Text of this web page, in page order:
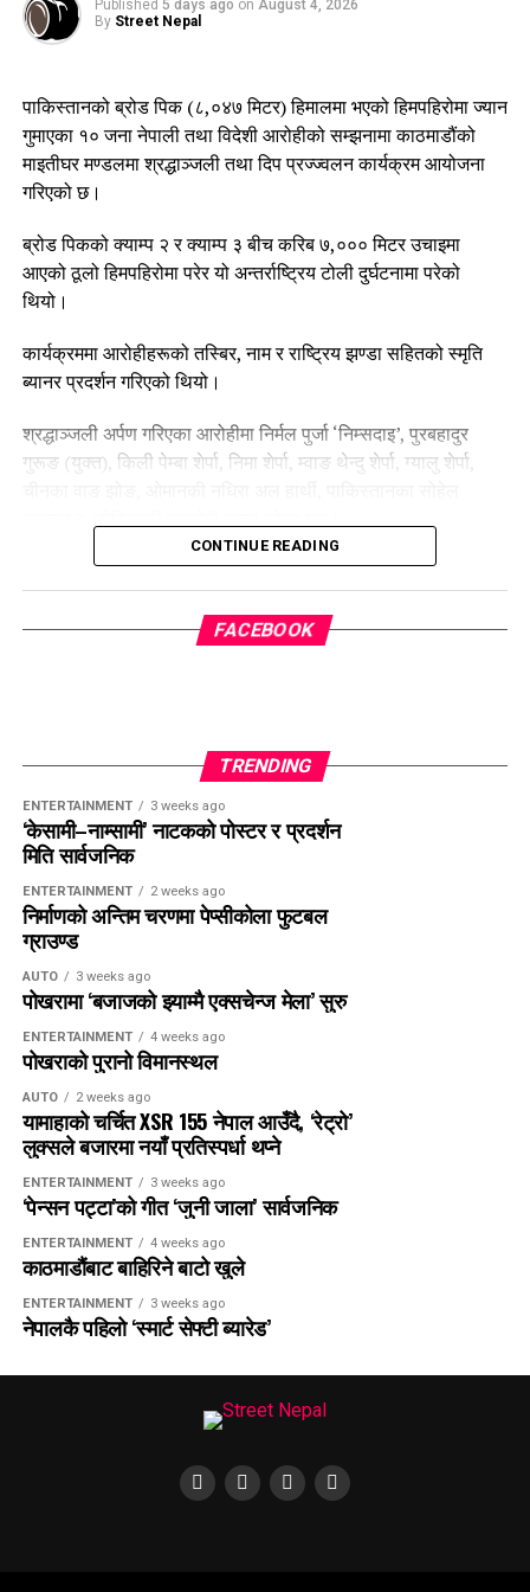
ब्रोड पिकमा भएको हिमपहिरोमा परी नेपालीसहित विभिन्न देशका आरोहीले
पुर्‍याएको छ। दिवंगत आरोहीहरूको सम्मानमा यसअघि पनि काठमाडौंमा
विभिन्न श्रद्धाञ्जली तथा दीप प्रज्ज्वलन कार्यक्रम आयोजना हुँदै आएका
छन्।
कार्यक्रममा सहभागीहरूले आरोहीहरूको योगदानलाई स्मरण गर्दै हिमाल
आरोहणलाई सुरक्षित, व्यवस्थित र जिम्मेवार बनाउन सम्बन्धित निकायको
ध्यानाकर्षणसमेत गराएका छन्।
उनीहरूले हिमालमा हुने जोखिम न्यूनीकरण, उद्धार प्रणालीको सुदृढीकरण
तथा आरोहीको सुरक्षालाई प्राथमिकतामा राख्नुपर्नेमा जोड दिएका छन्।
Published 5 days ago on August 4, 2026
By Street Nepal
पाकिस्तानको ब्रोड पिक (८,०४७ मिटर) हिमालमा भएको हिमपहिरोमा ज्यान
गुमाएका १० जना नेपाली तथा विदेशी आरोहीको सम्झनामा काठमाडौंको
माइतीघर मण्डलमा श्रद्धाञ्जली तथा दिप प्रज्ज्वलन कार्यक्रम आयोजना
गरिएको छ।
ब्रोड पिकको क्याम्प २ र क्याम्प ३ बीच करिब ७,००० मिटर उचाइमा
आएको ठूलो हिमपहिरोमा परेर यो अन्तर्राष्ट्रिय टोली दुर्घटनामा परेको
थियो।
कार्यक्रममा आरोहीहरूको तस्बिर, नाम र राष्ट्रिय झण्डा सहितको स्मृति
ब्यानर प्रदर्शन गरिएको थियो।
श्रद्धाञ्जली अर्पण गरिएका आरोहीमा निर्मल पुर्जा ‘निम्सदाइ’, पुरबहादुर
गुरूङ (युक्त), किली पेम्बा शेर्पा, निमा शेर्पा, म्वाङ थेन्दु शेर्पा, ग्यालु शेर्पा,
कार्यक्रममा किली पेम्बा शेर्पाको तस्बिरमा खादा अर्पण गर्दै दीप प्रज्ज्वलन
गरी श्रद्धाञ्जली व्यक्त गरिएको थियो।
कार्यक्रमको आयोजना नेपाल नेसनल माउन्टेन गाइड एसोसिएसन, नेपाल
CONTINUE READING
FACEBOOK
TRENDING
ENTERTAINMENT 3 weeks ago
‘केसामी–नाम्सामी’ नाटकको पोस्टर र प्रदर्शन
मिति सार्वजनिक
ENTERTAINMENT 2 weeks ago
निर्माणको अन्तिम चरणमा पेप्सीकोला फुटबल
ग्राउण्ड
AUTO 3 weeks ago
पोखरामा ‘बजाजको झ्याम्मै एक्सचेन्ज मेला’ सुरु
ENTERTAINMENT 4 weeks ago
पोखराको पुरानो विमानस्थल
AUTO 2 weeks ago
यामाहाको चर्चित XSR 155 नेपाल आउँदै, ‘रेट्रो’
लुक्सले बजारमा नयाँ प्रतिस्पर्धा थप्ने
ENTERTAINMENT 3 weeks ago
‘पेन्सन पट्टा’को गीत ‘जुनी जाला’ सार्वजनिक
ENTERTAINMENT 4 weeks ago
काठमाडौंबाट बाहिरिने बाटो खुले
ENTERTAINMENT 3 weeks ago
नेपालकै पहिलो ‘स्मार्ट सेफ्टी ब्यारेड’